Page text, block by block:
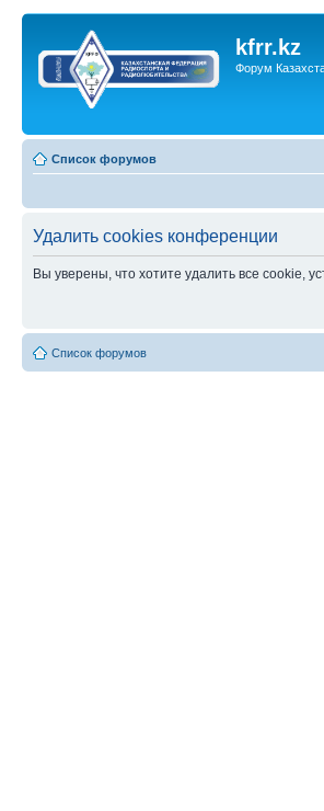
kfrr.kz
Форум
Список форумов
Удалить cookies конференции
Вы уверены, что хотите удалить все cookie,
Список форумов